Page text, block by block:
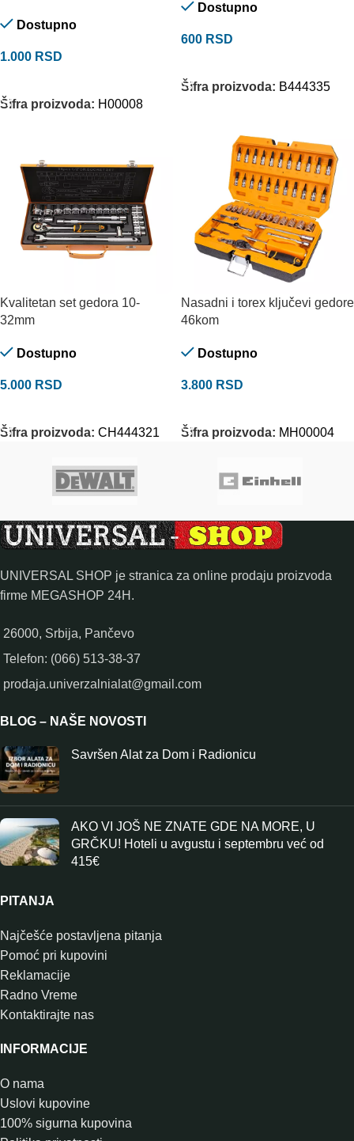
Dostupno
1.000 RSD
Šifra proizvoda: H00008
Dostupno
600 RSD
Šifra proizvoda: B444335
Kvalitetan set gedora 10-
32mm
Dostupno
5.000 RSD
Šifra proizvoda: CH444321
Nasadni i torex ključevi gedore
46kom
Dostupno
3.800 RSD
Šifra proizvoda: MH00004
UNIVERSAL SHOP je stranica za online prodaju proizvoda
firme MEGASHOP 24H.
26000, Srbija, Pančevo
Telefon: (066) 513-38-37
prodaja.univerzalnialat@gmail.com
BLOG – NAŠE NOVOSTI
Savršen Alat za Dom i Radionicu
AKO VI JOŠ NE ZNATE GDE NA MORE, U
GRČKU! Hoteli u avgustu i septembru već od
415€
PITANJA
Najčešće postavljena pitanja
Pomoć pri kupovini
Reklamacije
Radno Vreme
Kontaktirajte nas
INFORMACIJE
O nama
Uslovi kupovine
100% sigurna kupovina